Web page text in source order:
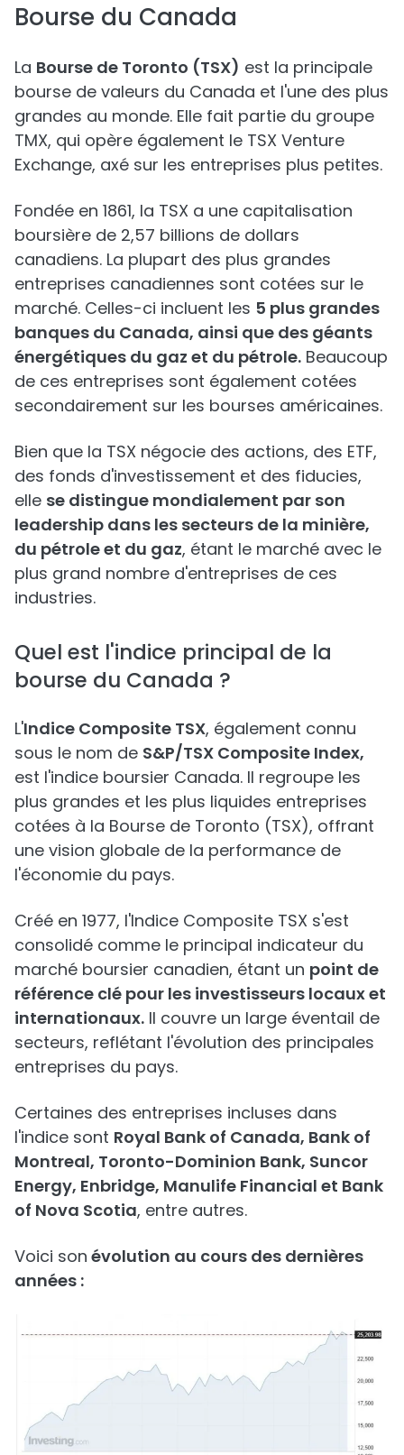
Bourse du Canada
La Bourse de Toronto (TSX) est la principale
bourse de valeurs du Canada et l'une des plus
grandes au monde. Elle fait partie du groupe
TMX, qui opère également le TSX Venture
Exchange, axé sur les entreprises plus petites.
Fondée en 1861, la TSX a une capitalisation
boursière de 2,57 billions de dollars
canadiens. La plupart des plus grandes
entreprises canadiennes sont cotées sur le
marché. Celles-ci incluent les 5 plus grandes
banques du Canada, ainsi que des géants
énergétiques du gaz et du pétrole. Beaucoup
de ces entreprises sont également cotées
secondairement sur les bourses américaines.
Bien que la TSX négocie des actions, des ETF,
des fonds d'investissement et des fiducies,
elle se distingue mondialement par son
leadership dans les secteurs de la minière,
du pétrole et du gaz, étant le marché avec le
plus grand nombre d'entreprises de ces
industries.
Quel est l'indice principal de la
bourse du Canada ?
L'Indice Composite TSX, également connu
sous le nom de S&P/TSX Composite Index,
est l'indice boursier Canada. Il regroupe les
plus grandes et les plus liquides entreprises
cotées à la Bourse de Toronto (TSX), offrant
une vision globale de la performance de
l'économie du pays.
Créé en 1977, l'Indice Composite TSX s'est
consolidé comme le principal indicateur du
marché boursier canadien, étant un point de
référence clé pour les investisseurs locaux et
internationaux. Il couvre un large éventail de
secteurs, reflétant l'évolution des principales
entreprises du pays.
Certaines des entreprises incluses dans
l'indice sont Royal Bank of Canada, Bank of
Montreal, Toronto-Dominion Bank, Suncor
Energy, Enbridge, Manulife Financial et Bank
of Nova Scotia, entre autres.
Voici son évolution au cours des dernières
années :